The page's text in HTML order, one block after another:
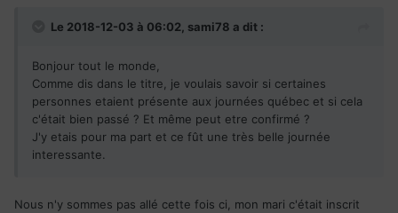
Le 2018-12-03 à 06:02, sami78 a dit :
Bonjour tout le monde,
Comme dis dans le titre, je voulais savoir si certaines
personnes etaient présente aux journées québec et si cela
c'était bien passé ? Et même peut etre confirmé ?
J'y etais pour ma part et ce fût une très belle journée
interessante.
Nous n'y sommes pas allé cette fois ci, mon mari c'était inscrit